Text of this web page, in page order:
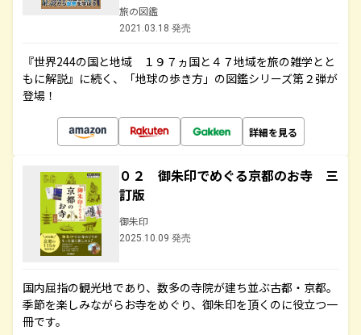
旅の図鑑
2021.03.18 発売
『世界244の国と地域 １９７ヵ国と４７地域を旅の雑学とと
もに解説』に続く、「地球の歩き方」の図鑑シリーズ第２弾が
登場！
詳細を見る
０２ 御朱印でめぐる京都のお寺 三
訂版
御朱印
2025.10.09 発売
国内屈指の観光地であり、数多の寺院が建ち並ぶ古都・京都。
季節を楽しみながらお寺をめぐり、御朱印を頂くのに役立つ一
冊です。